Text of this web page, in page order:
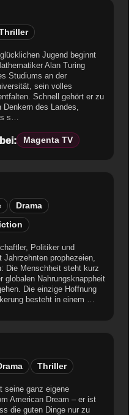
Jugend beginnt
Alan Turing
Studiums an der
sein volles
Schnell gehört er zu
Denkern des Landes,
s…
Magenta TV
Drama
Politiker und
prophezeien,
Die Menschheit steht kurz
globalen Nahrungsknappheit
Die einzige Hoffnung
besteht in einem …
Thriller
seine ganz eigene
American Dream – er ist
die guten Dinge nur zu